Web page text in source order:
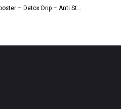
Drip SPA – Infusionstherapie – Beauty Drip – Anti-Aging – Vitamin C – Immunbooster – Detox Drip – Anti Stress Drip – Vitamin D – & Mehr